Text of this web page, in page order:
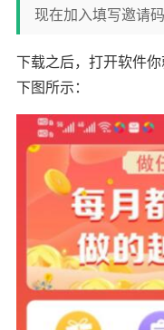
现在加入填写邀请码
下载之后，打开软件
下图所示：